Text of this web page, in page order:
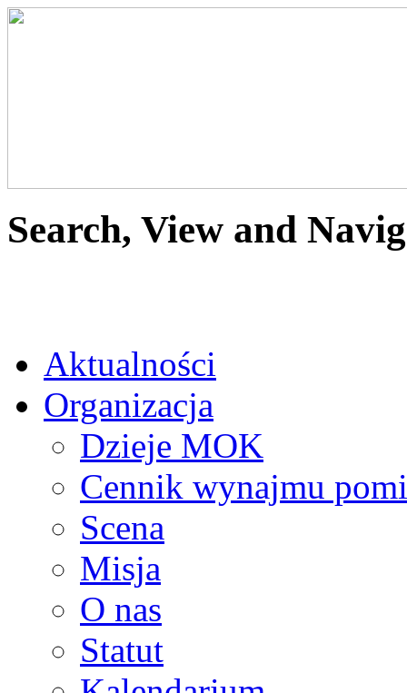
Search, View and
Aktualności
Organizacja
Dzieje MOK
Cennik wynajmu
Scena
Misja
O nas
Statut